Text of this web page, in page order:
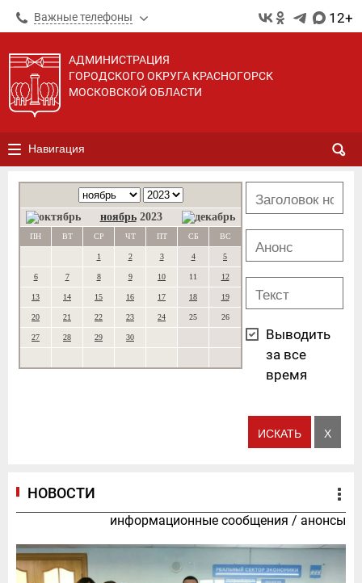
Важные телефоны 12+
АДМИНИСТРАЦИЯ
ГОРОДСКОГО ОКРУГА КРАСНОГОРСК
МОСКОВСКОЙ ОБЛАСТИ
Навигация
ноябрь 2023
ПН ВТ СР ЧТ ПТ СБ ВС
1 2 3 4 5
6 7 8 9 10 11 12
13 14 15 16 17 18 19
20 21 22 23 24 25 26
27 28 29 30
Выводить
за все
время
НОВОСТИ
информационные сообщения / анонсы